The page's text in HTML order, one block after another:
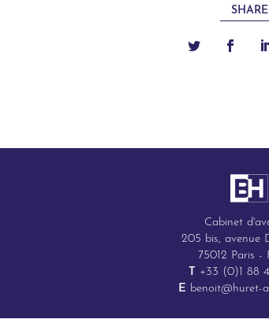
SHARE
Cabinet
205 bis, avenue
75012 Paris -
+33 (0)1 88
E benoit@huret-